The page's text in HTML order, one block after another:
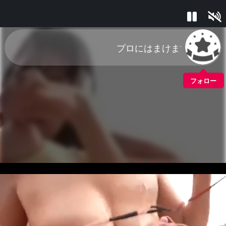
プロにはまけます
フォロー